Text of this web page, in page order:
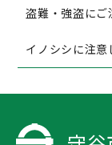
盗難・強盗にご
イノシシに注意